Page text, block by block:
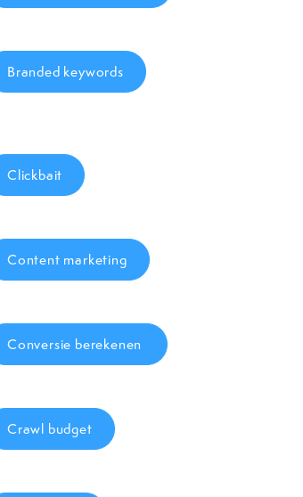
Branded keywords
Clickbait
Content marketing
Conversie berekenen
Crawl budget